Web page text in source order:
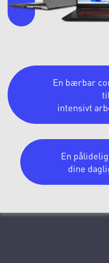
En bærbar
til
intensivt
En
dine